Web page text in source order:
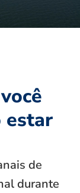
estar
de
durante